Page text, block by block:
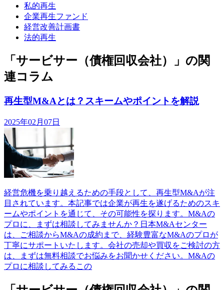
私的再生
企業再生ファンド
経営改善計画書
法的再生
「サービサー（債権回収会社）」の関
連コラム
再生型M&Aとは？スキームやポイントを解説
2025年02月07日
経営危機を乗り越えるための手段として、再生型M&Aが注
目されています。本記事では企業が再生を遂げるためのスキ
ームやポイントを通じて、その可能性を探ります。M&Aの
プロに、まずは相談してみませんか？日本M&Aセンター
は、ご相談からM&Aの成約まで、経験豊富なM&Aのプロが
丁寧にサポートいたします。会社の売却や買収をご検討の方
は、まずは無料相談でお悩みをお聞かせください。M&Aの
プロに相談してみるこの